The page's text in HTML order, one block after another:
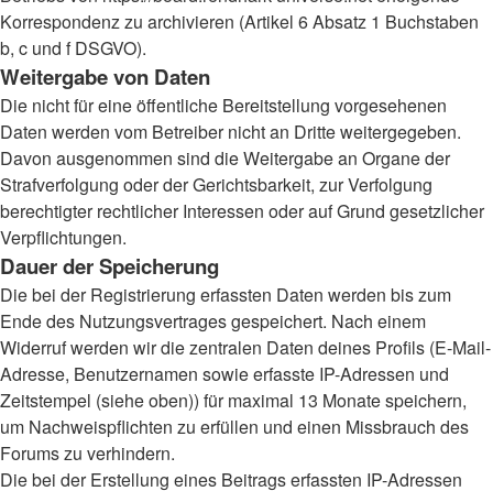
Korrespondenz zu archivieren (Artikel 6 Absatz 1 Buchstaben
b, c und f DSGVO).
Weitergabe von Daten
Die nicht für eine öffentliche Bereitstellung vorgesehenen
Daten werden vom Betreiber nicht an Dritte weitergegeben.
Davon ausgenommen sind die Weitergabe an Organe der
Strafverfolgung oder der Gerichtsbarkeit, zur Verfolgung
berechtigter rechtlicher Interessen oder auf Grund gesetzlicher
Verpflichtungen.
Dauer der Speicherung
Die bei der Registrierung erfassten Daten werden bis zum
Ende des Nutzungsvertrages gespeichert. Nach einem
Widerruf werden wir die zentralen Daten deines Profils (E-Mail-
Adresse, Benutzernamen sowie erfasste IP-Adressen und
Zeitstempel (siehe oben)) für maximal 13 Monate speichern,
um Nachweispflichten zu erfüllen und einen Missbrauch des
Forums zu verhindern.
Die bei der Erstellung eines Beitrags erfassten IP-Adressen